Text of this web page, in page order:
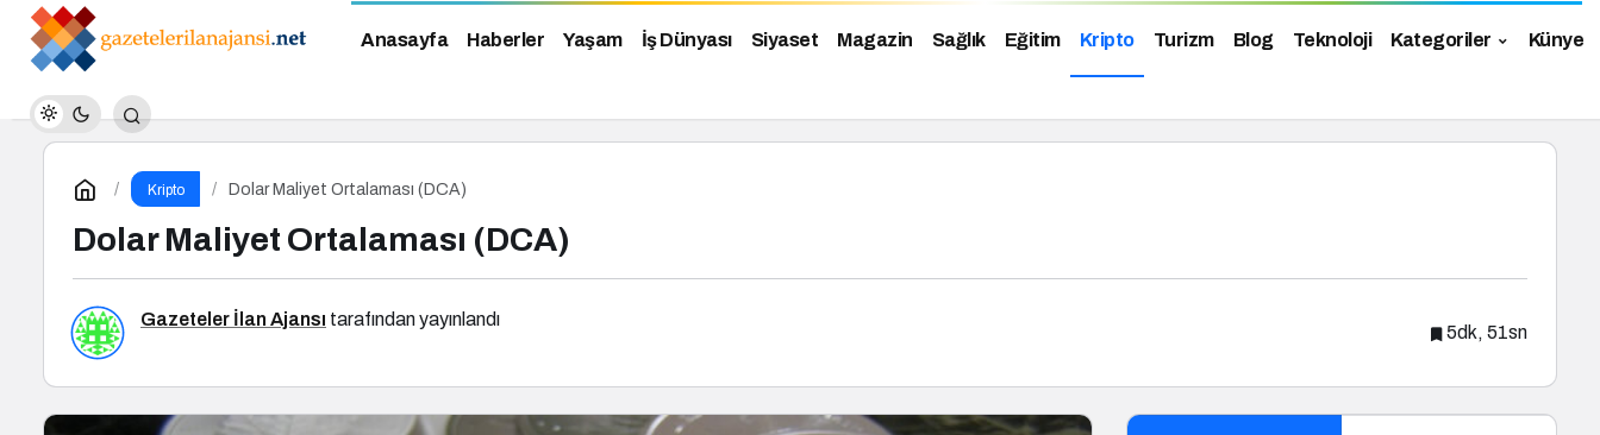
Anasayfa Haberler Yaşam İş Dünyası Siyaset Magazin Sağlık Eğitim Kripto Turizm Blog Teknoloji Kategoriler Künye
Kripto Dolar Maliyet Ortalaması (DCA)
Dolar Maliyet Ortalaması (DCA)
Gazeteler İlan Ajansı tarafından yayınlandı
5dk, 51sn